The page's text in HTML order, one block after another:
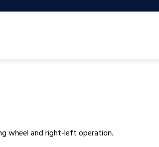
wheel and right-left operation.